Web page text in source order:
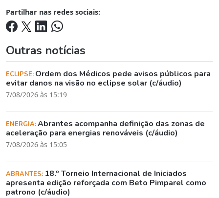
Partilhar nas redes sociais:
Outras notícias
ECLIPSE: Ordem dos Médicos pede avisos públicos para
evitar danos na visão no eclipse solar (c/áudio)
7/08/2026 às 15:19
ENERGIA:Abrantes acompanha definição das zonas de
aceleração para energias renováveis (c/áudio)
7/08/2026 às 15:05
ABRANTES: 18.º Torneio Internacional de Iniciados
apresenta edição reforçada com Beto Pimparel como
patrono (c/áudio)